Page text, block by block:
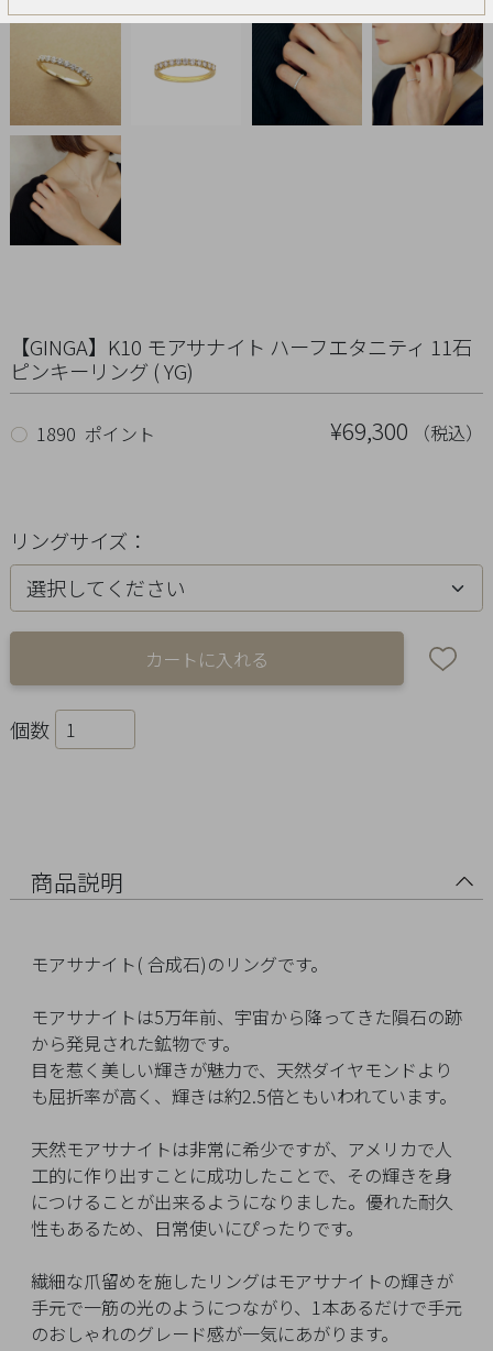
【GINGA】K10 モアサナイト ハーフエタニティ 11石
ピンキーリング ( YG)
¥69,300 （税込）
○ 1890 ポイント
リングサイズ：
個数
商品説明
モアサナイト( 合成石)のリングです。
モアサナイトは5万年前、宇宙から降ってきた隕石の跡
から発見された鉱物です。
目を惹く美しい輝きが魅力で、天然ダイヤモンドより
も屈折率が高く、輝きは約2.5倍ともいわれています。
天然モアサナイトは非常に希少ですが、アメリカで人
工的に作り出すことに成功したことで、その輝きを身
につけることが出来るようになりました。優れた耐久
性もあるため、日常使いにぴったりです。
繊細な爪留めを施したリングはモアサナイトの輝きが
手元で一筋の光のようにつながり、1本あるだけで手元
のおしゃれのグレード感が一気にあがります。
Item
ALL
Necklace
Pierced
Earrings
Ring
Bracelet
Other
up
ペ
お
気
に
入
ア
イ
テ
ム
最
近